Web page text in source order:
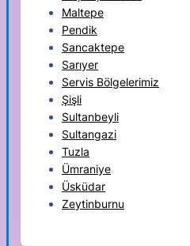
Maltepe
Pendik
Sancaktepe
Sarıyer
Servis Bölgelerimiz
Şişli
Sultanbeyli
Sultangazi
Tuzla
Ümraniye
Üsküdar
Zeytinburnu